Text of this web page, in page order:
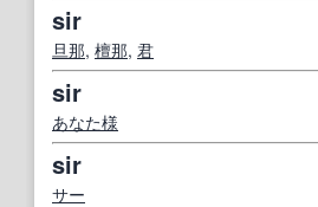
sir
旦那, 檀那, 君
sir
あなた様
sir
サー